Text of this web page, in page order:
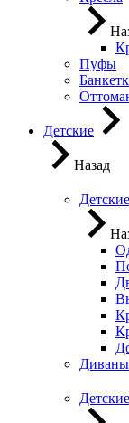
Пуфы
Детские
Назад
Диваны